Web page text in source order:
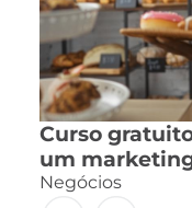
Curso
um
Negócios